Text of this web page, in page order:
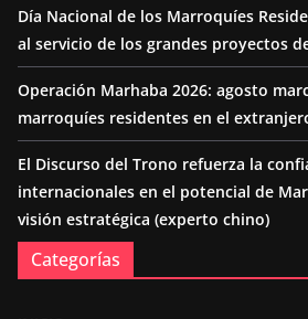
Día Nacional de los Marroquíes
al servicio de los grandes proyectos
Operación Marhaba 2026: agosto
marroquíes residentes en el
El Discurso del Trono refuerza la
internacionales en el potencial de
visión estratégica (experto chino)
Categorías